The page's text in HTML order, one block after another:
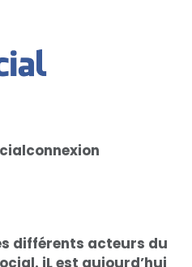
différents acteurs du
iL est aujourd’hui